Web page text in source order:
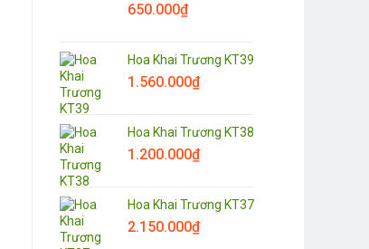
650.000₫
Hoa Khai Trương KT39
1.560.000₫
Hoa Khai Trương KT38
1.200.000₫
Hoa Khai Trương KT37
2.150.000₫